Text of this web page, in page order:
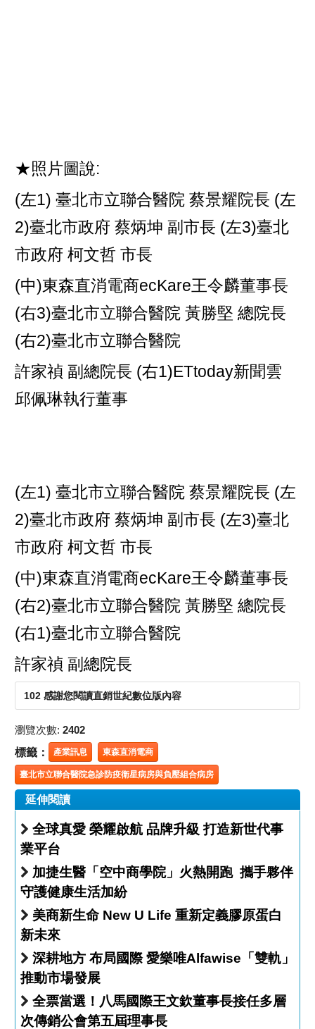
★照片圖說:
(左1) 臺北市立聯合醫院 蔡景耀院長 (左
2)臺北市政府 蔡炳坤 副市長 (左3)臺北
市政府 柯文哲 市長
(中)東森直消電商ecKare王令麟董事長
(右3)臺北市立聯合醫院 黃勝堅 總院長
(右2)臺北市立聯合醫院
許家禎 副總院長 (右1)ETtoday新聞雲
邱佩琳執行董事
(左1) 臺北市立聯合醫院 蔡景耀院長 (左
2)臺北市政府 蔡炳坤 副市長 (左3)臺北
市政府 柯文哲 市長
(中)東森直消電商ecKare王令麟董事長
(右2)臺北市立聯合醫院 黃勝堅 總院長
(右1)臺北市立聯合醫院
許家禎 副總院長
102 感謝您閱讀直銷世紀數位版內容
瀏覽次數: 2402
標籤： 產業訊息 東森直消電商
臺北市立聯合醫院急診防疫衛星病房與負壓組合病房
延伸閱讀
全球真愛 榮耀啟航 品牌升級 打造新世代事
業平台
加捷生醫「空中商學院」火熱開跑 攜手夥伴
守護健康生活加紛
美商新生命 New U Life 重新定義膠原蛋白
新未來
深耕地方 布局國際 愛樂唯Alfawise「雙軌」
推動市場發展
全票當選！八馬國際王文欽董事長接任多層
次傳銷公會第五屆理事長